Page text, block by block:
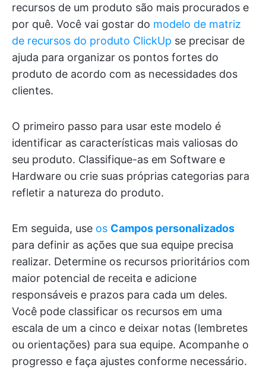
recursos de um produto são mais procurados e
por quê. Você vai gostar do modelo de matriz
de recursos do produto ClickUp se precisar de
ajuda para organizar os pontos fortes do
produto de acordo com as necessidades dos
clientes.
O primeiro passo para usar este modelo é
identificar as características mais valiosas do
seu produto. Classifique-as em Software e
Hardware ou crie suas próprias categorias para
refletir a natureza do produto.
Em seguida, use os Campos personalizados
para definir as ações que sua equipe precisa
realizar. Determine os recursos prioritários com
maior potencial de receita e adicione
responsáveis e prazos para cada um deles.
Você pode classificar os recursos em uma
escala de um a cinco e deixar notas (lembretes
ou orientações) para sua equipe. Acompanhe o
progresso e faça ajustes conforme necessário.